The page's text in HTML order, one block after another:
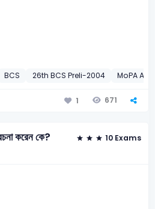
BCS 26th BCS Preli-2004 MoPA
1 671
করেন কে? 10 Exams